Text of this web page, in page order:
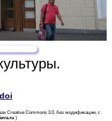
Creative Commons 3.0, без модификации, с
)